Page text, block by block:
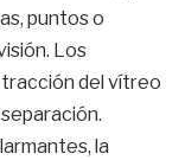
puntos o
Los
tracción del vítreo
la